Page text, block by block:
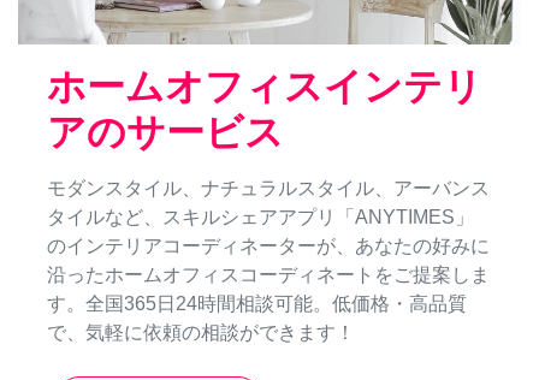
ホームオフィスインテリ
アのサービス
モダンスタイル、ナチュラルスタイル、アーバンス
タイルなど、スキルシェアアプリ「ANYTIMES」
のインテリアコーディネーターが、あなたの好みに
沿ったホームオフィスコーディネートをご提案しま
す。全国365日24時間相談可能。低価格・高品質
で、気軽に依頼の相談ができます！